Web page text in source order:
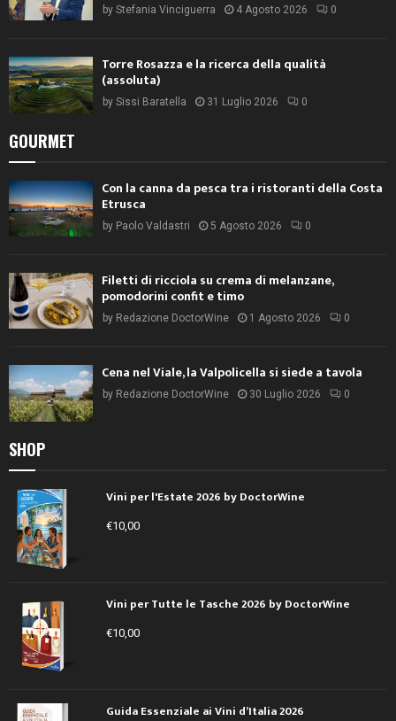
by Stefania Vinciguerra 4 Agosto 2026 0
Torre Rosazza e la ricerca della qualità
(assoluta)
by Sissi Baratella 31 Luglio 2026 0
GOURMET
Con la canna da pesca tra i ristoranti della Costa
Etrusca
by Paolo Valdastri 5 Agosto 2026 0
Filetti di ricciola su crema di melanzane,
pomodorini confit e timo
by Redazione DoctorWine 1 Agosto 2026 0
Cena nel Viale, la Valpolicella si siede a tavola
by Redazione DoctorWine 30 Luglio 2026 0
SHOP
Vini per l'Estate 2026 by DoctorWine
€10,00
Vini per Tutte le Tasche 2026 by DoctorWine
€10,00
Guida Essenziale ai Vini d’Italia 2026